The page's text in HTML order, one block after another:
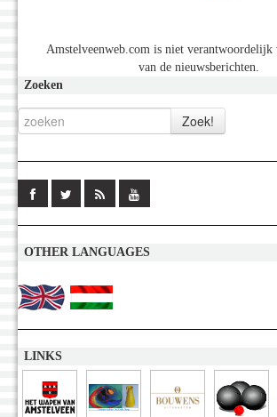
Amstelveenweb.com is niet verantwoordelijk
van de nieuwsberichten.
Zoeken
OTHER LANGUAGES
LINKS